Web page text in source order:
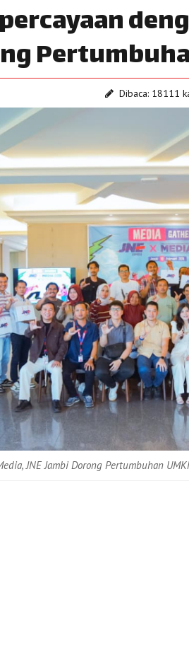
Dibaca: 18111
JNE Jambi Dorong Pertumbuhan